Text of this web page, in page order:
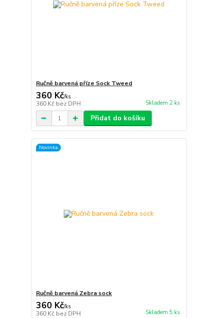
Ručně barvená příze Sock Tweed
360 Kč/ks
360 Kč bez DPH Skladem 2 ks
Přidat do košíku
Novinka
Ručně barvená Zebra sock
360 Kč/ks
360 Kč bez DPH Skladem 5 ks